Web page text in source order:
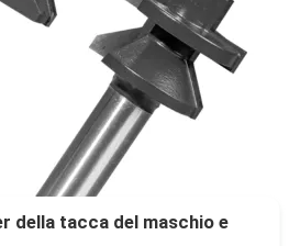
della tacca del maschio e